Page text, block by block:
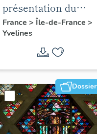
présentation du
diagnostic
patrimonial, urbain
et paysager de Seine-
France > Île-de-France >
Yvelines
Dossier